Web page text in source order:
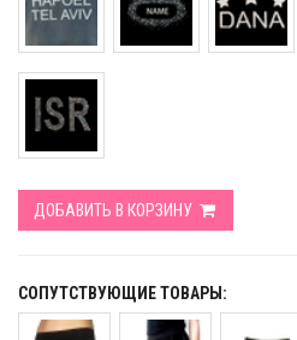
ДОБАВИТЬ В КОРЗИНУ
СОПУТСТВУЮЩИЕ ТОВАРЫ: